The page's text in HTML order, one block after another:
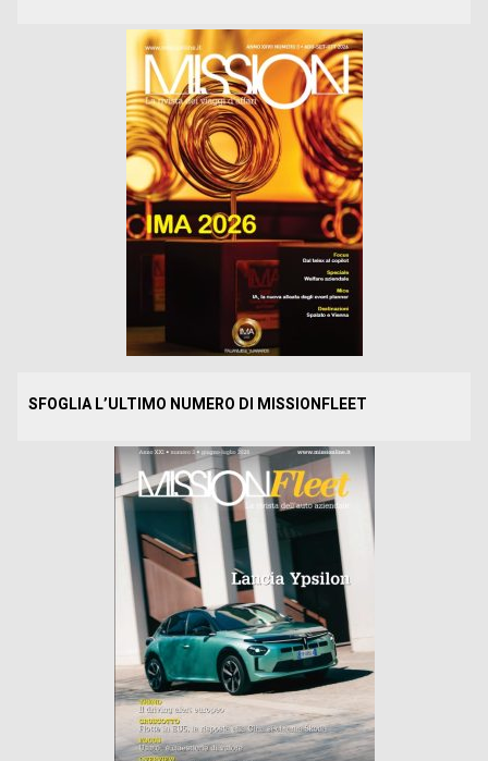
SFOGLIA L’ULTIMO NUMERO DI MISSIONFLEET